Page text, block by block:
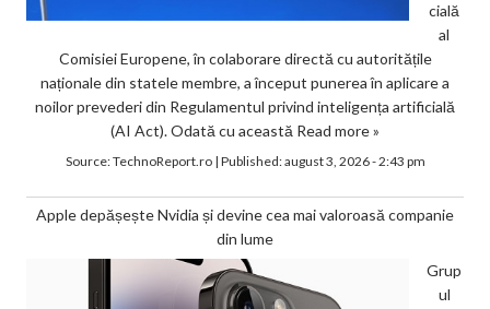
cială
al
Comisiei Europene, în colaborare directă cu autoritățile
naționale din statele membre, a început punerea în aplicare a
noilor prevederi din Regulamentul privind inteligența artificială
(AI Act). Odată cu această Read more »
Source:TechnoReport.ro| Published:august 3, 2026 - 2:43 pm
Apple depășește Nvidia și devine cea mai valoroasă companie
din lume
Grup
ul